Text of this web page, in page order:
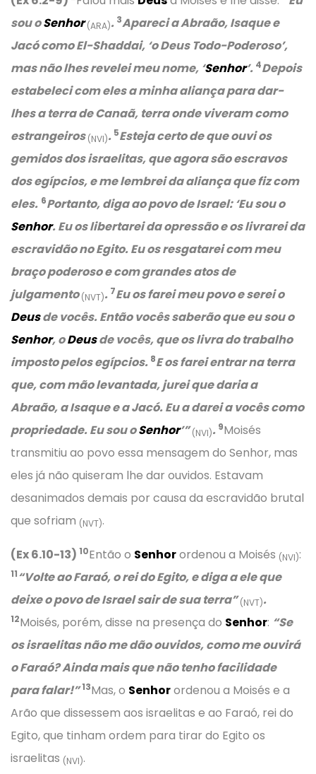
sou oSenhor (ARA). 3Apareci a Abraão, Isaque e
Jacó como El-Shaddai, ‘o Deus Todo-Poderoso’,
mas não lhes revelei meu nome, ‘Senhor’. 4Depois
estabeleci com eles a minha aliança para dar-
lhes a terra de Canaã, terra onde viveram como
estrangeiros(NVI). 5Esteja certo de que ouvi os
gemidos dos israelitas, que agora são escravos
dos egípcios, e me lembrei da aliança que fiz com
eles. 6Portanto, diga ao povo de Israel: ‘Eu sou o
Senhor. Eu os libertarei da opressão e os livrarei da
escravidão no Egito. Eu os resgatarei com meu
braço poderoso e com grandes atos de
julgamento(NVT). 7Eu os farei meu povo e serei o
Deusde vocês. Então vocês saberão que eu sou o
Senhor, oDeusde vocês, que os livra do trabalho
imposto pelos egípcios. 8E os farei entrar na terra
que, com mão levantada, jurei que daria a
Abraão, a Isaque e a Jacó. Eu a darei a vocês como
propriedade. Eu sou oSenhor’”(NVI). 9Moisés
transmitiu ao povo essa mensagem do Senhor, mas
eles já não quiseram lhe dar ouvidos. Estavam
desanimados demais por causa da escravidão brutal
que sofriam (NVT).
(Ex 6.10-13) 10Então o Senhorordenou a Moisés (NVI):
11“Volte ao Faraó, o rei do Egito, e diga a ele que
deixe o povo de Israel sair de sua terra”(NVT).
12Moisés, porém, disse na presença do Senhor: “Se
os israelitas não me dão ouvidos, como me ouvirá
o Faraó? Ainda mais que não tenho facilidade
para falar!”13Mas, o Senhorordenou a Moisés e a
Arão que dissessem aos israelitas e ao Faraó, rei do
Egito, que tinham ordem para tirar do Egito os
israelitas (NVI).